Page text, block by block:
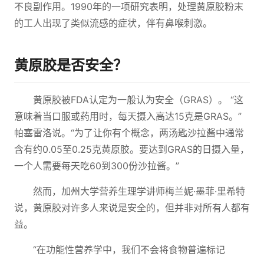
不良副作用。1990年的一项研究表明，处理黄原胶粉末
的工人出现了类似流感的症状，伴有鼻喉刺激。
黄原胶是否安全？
黄原胶被FDA认定为一般认为安全（GRAS）。 “这
意味着当口服或药用时，每天摄入高达15克是GRAS。”
帕塞雷洛说。“为了让你有个概念，两汤匙沙拉酱中通常
含有约0.05至0.25克黄原胶。要达到GRAS的日摄入量，
一个人需要每天吃60到300份沙拉酱。”
然而，加州大学营养生理学讲师梅兰妮·墨菲·里希特
说，黄原胶对许多人来说是安全的，但并非对所有人都有
益。
“在功能性营养学中，我们不会将食物普遍标记